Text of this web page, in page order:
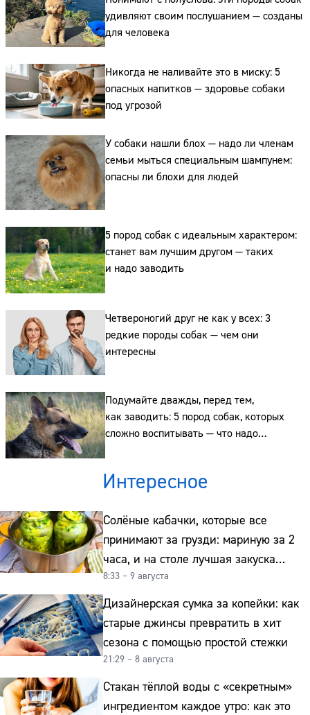
удивляют своим послушанием — созданы
для человека
Никогда не наливайте это в миску: 5
опасных напитков — здоровье собаки
под угрозой
У собаки нашли блох — надо ли членам
семьи мыться специальным шампунем:
опасны ли блохи для людей
5 пород собак с идеальным характером:
станет вам лучшим другом — таких
и надо заводить
Четвероногий друг не как у всех: 3
редкие породы собак — чем они
интересны
Подумайте дважды, перед тем,
как заводить: 5 пород собак, которых
сложно воспитывать — что надо
Интересное
Солёные кабачки, которые все
принимают за грузди: мариную за 2
часа, и на столе лучшая закуска
к картошке
8:33 – 9 августа
Дизайнерская сумка за копейки: как
старые джинсы превратить в хит
сезона с помощью простой стежки
21:29 – 8 августа
Стакан тёплой воды с «секретным»
ингредиентом каждое утро: как это
Сайт:
Телефон: